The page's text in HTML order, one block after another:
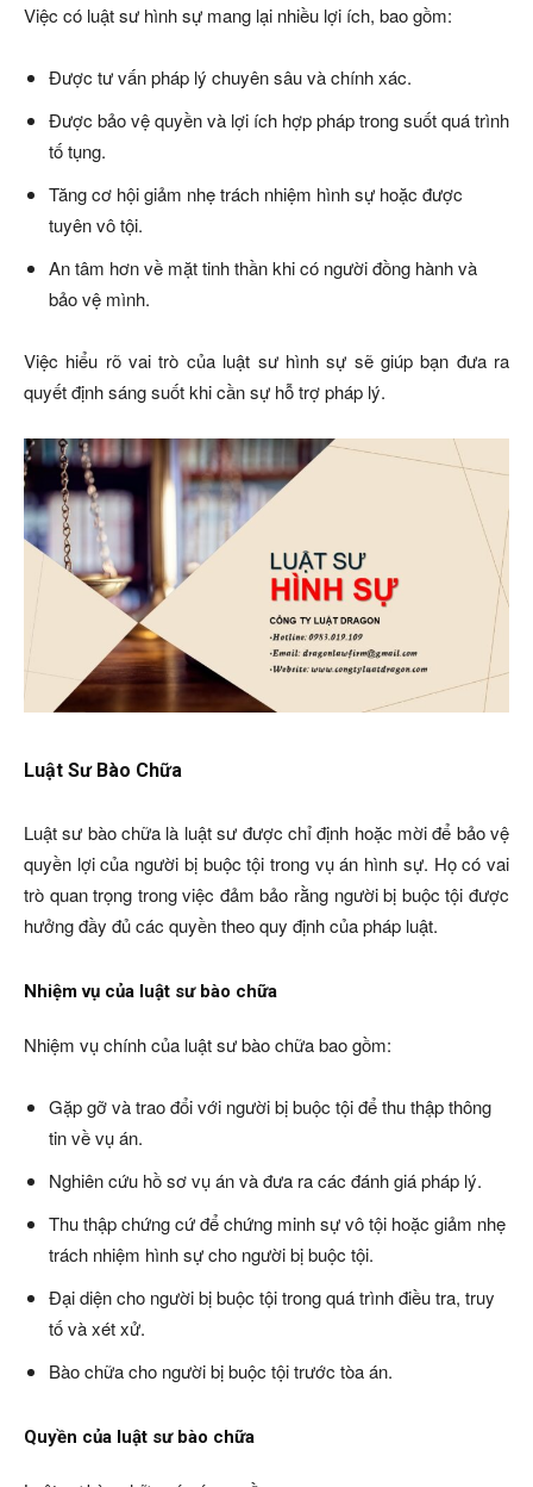
Việc có luật sư hình sự mang lại nhiều lợi ích, bao gồm:
Được tư vấn pháp lý chuyên sâu và chính xác.
Được bảo vệ quyền và lợi ích hợp pháp trong suốt quá trình
tố tụng.
Tăng cơ hội giảm nhẹ trách nhiệm hình sự hoặc được
tuyên vô tội.
An tâm hơn về mặt tinh thần khi có người đồng hành và
bảo vệ mình.
Việc hiểu rõ vai trò của luật sư hình sự sẽ giúp bạn đưa ra
quyết định sáng suốt khi cần sự hỗ trợ pháp lý.
Luật Sư Bào Chữa
Luật sư bào chữa là luật sư được chỉ định hoặc mời để bảo vệ
quyền lợi của người bị buộc tội trong vụ án hình sự. Họ có vai
trò quan trọng trong việc đảm bảo rằng người bị buộc tội được
hưởng đầy đủ các quyền theo quy định của pháp luật.
Nhiệm vụ của luật sư bào chữa
Nhiệm vụ chính của luật sư bào chữa bao gồm:
Gặp gỡ và trao đổi với người bị buộc tội để thu thập thông
tin về vụ án.
Nghiên cứu hồ sơ vụ án và đưa ra các đánh giá pháp lý.
Thu thập chứng cứ để chứng minh sự vô tội hoặc giảm nhẹ
trách nhiệm hình sự cho người bị buộc tội.
Đại diện cho người bị buộc tội trong quá trình điều tra, truy
tố và xét xử.
Bào chữa cho người bị buộc tội trước tòa án.
Quyền của luật sư bào chữa